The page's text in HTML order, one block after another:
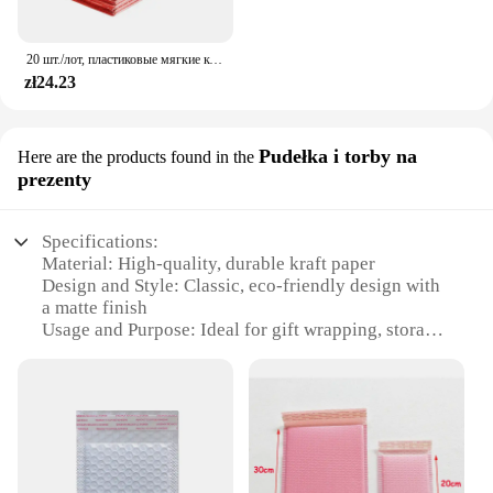
20 шт./лот, пластиковые мягкие конверты, подарочная сумка, почтовая сумка-конверт, доставка, пузырьковая почтовая отправка
zł24.23
Here are the products found in the Pudełka i torby na
prezenty
Specifications:
Material: High-quality, durable kraft paper
Design and Style: Classic, eco-friendly design with
a matte finish
Usage and Purpose: Ideal for gift wrapping, storage,
Typical Adaptive Scenario: Versatile for various
events
Shape or Size or Weight or Quantity: Available in a
range of sizes to suit different gifts
Performance and Property: Lightweight yet sturdy,